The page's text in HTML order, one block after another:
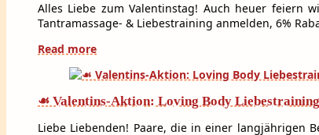
Alles Liebe zum Valentinstag! Auch heuer feiern
Tantramassage- & Liebestraining anmelden, 6%
Read more
☙ Valentins-Aktion: Loving Body
Liebe Liebenden! Paare, die in einer langjährigen